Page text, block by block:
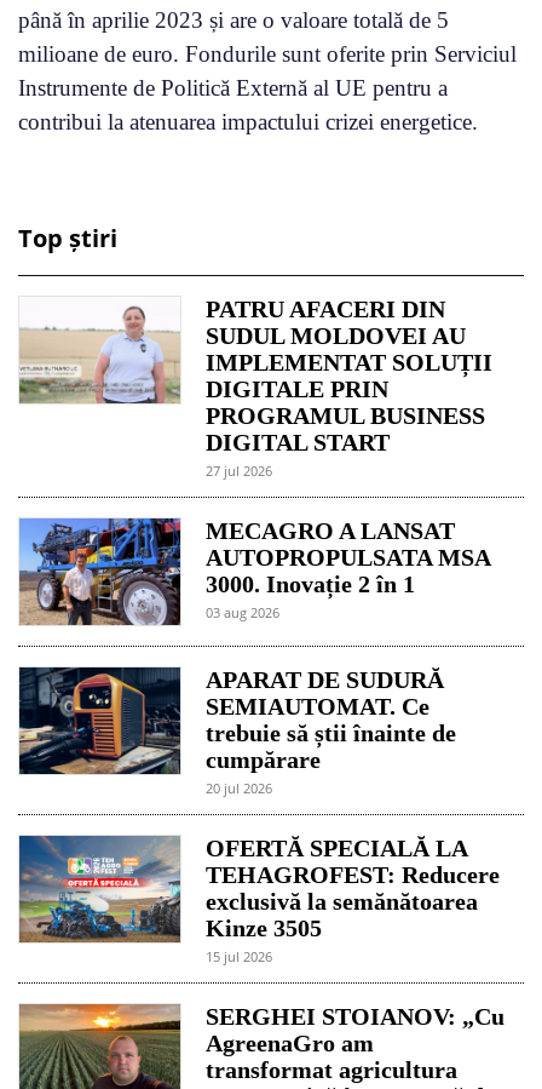
până în aprilie 2023 și are o valoare totală de 5
milioane de euro. Fondurile sunt oferite prin Serviciul
Instrumente de Politică Externă al UE pentru a
contribui la atenuarea impactului crizei energetice.
Top știri
PATRU AFACERI DIN
SUDUL MOLDOVEI AU
IMPLEMENTAT SOLUȚII
DIGITALE PRIN
PROGRAMUL BUSINESS
DIGITAL START
27 jul 2026
MECAGRO A LANSAT
AUTOPROPULSATA MSA
3000. Inovație 2 în 1
03 aug 2026
APARAT DE SUDURĂ
SEMIAUTOMAT. Ce
trebuie să știi înainte de
cumpărare
20 jul 2026
OFERTĂ SPECIALĂ LA
TEHAGROFEST: Reducere
exclusivă la semănătoarea
Kinze 3505
15 jul 2026
SERGHEI STOIANOV: „Cu
AgreenaGro am
transformat agricultura